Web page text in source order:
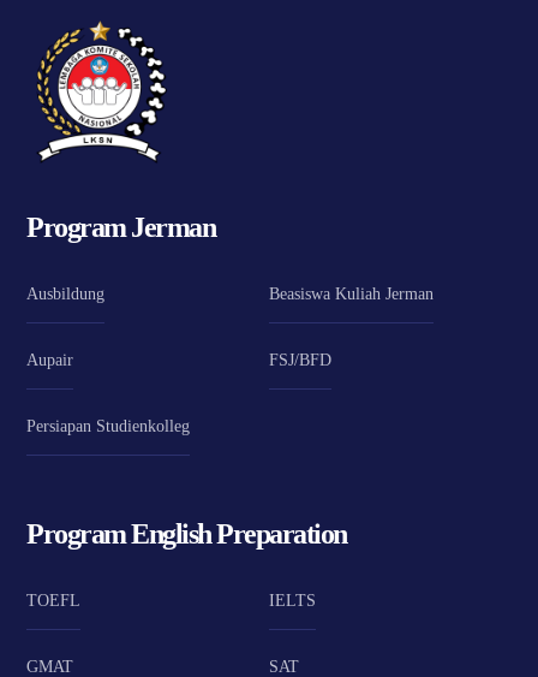
Program Jerman
Ausbildung Beasiswa Kuliah Jerman
Aupair FSJ/BFD
Persiapan Studienkolleg
Program English Preparation
TOEFL IELTS
GMAT SAT